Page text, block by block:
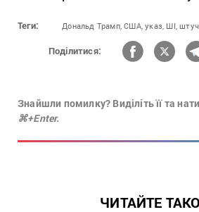
Теги: Дональд Трамп, США, указ, ШІ,
Поділитися:
Знайшли помилку? Виділіть її та
⌘+Enter.
ЧИТАЙТЕ